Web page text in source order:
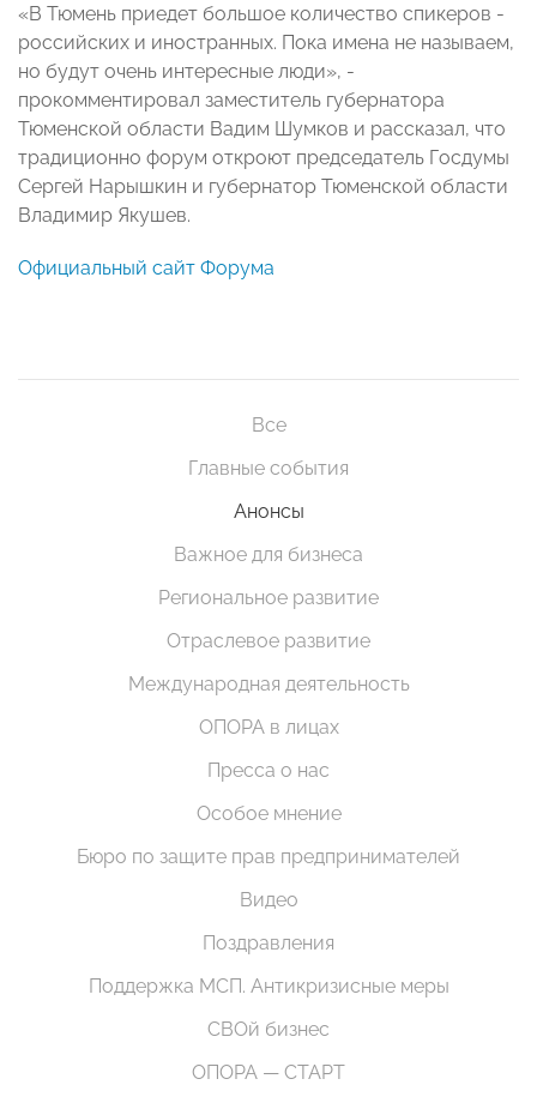
«В Тюмень приедет большое количество спикеров -
российских и иностранных. Пока имена не называем,
но будут очень интересные люди», -
прокомментировал заместитель губернатора
Тюменской области Вадим Шумков и рассказал, что
традиционно форум откроют председатель Госдумы
Сергей Нарышкин и губернатор Тюменской области
Владимир Якушев.
Официальный сайт Форума
Все
Главные события
Анонсы
Важное для бизнеса
Региональное развитие
Отраслевое развитие
Международная деятельность
ОПОРА в лицах
Пресса о нас
Особое мнение
Бюро по защите прав предпринимателей
Видео
Поздравления
Поддержка МСП. Антикризисные меры
СВОй бизнес
ОПОРА — СТАРТ